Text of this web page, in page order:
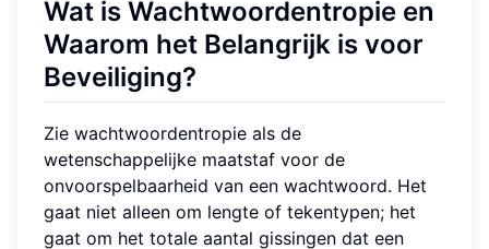
Wat is Wachtwoordentropie en
Waarom het Belangrijk is voor
Beveiliging?
Zie wachtwoordentropie als de
wetenschappelijke maatstaf voor de
onvoorspelbaarheid van een wachtwoord. Het
gaat niet alleen om lengte of tekentypen; het
gaat om het totale aantal gissingen dat een